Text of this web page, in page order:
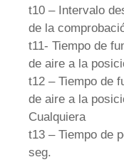
t10 – Intervalo
de la
t11- Tiempo de
de aire a la
t12 – Tiempo de
de aire a la
Cualquiera
t13 – Tiempo de
seg.